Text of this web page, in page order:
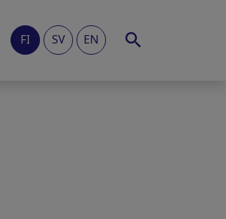
FI SV EN